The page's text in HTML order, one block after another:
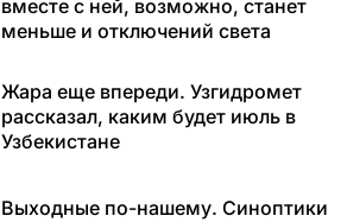
вместе с ней, возможно, станет
меньше и отключений света
Жара еще впереди. Узгидромет
рассказал, каким будет июль в
Узбекистане
Выходные по-нашему. Синоптики